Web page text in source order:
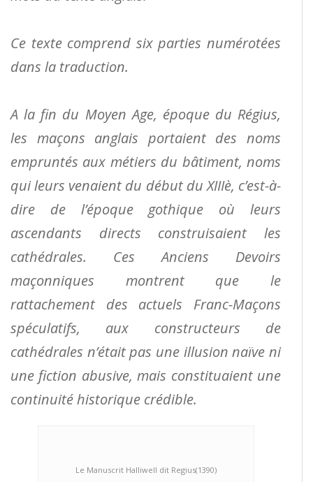
Ce texte comprend six parties numérotées
dans la traduction.
A la fin du Moyen Age, époque du Régius,
les maçons anglais portaient des noms
empruntés aux métiers du bâtiment, noms
qui leurs venaient du début du XIIIè, c’est-à-
dire de l’époque gothique où leurs
ascendants directs construisaient les
cathédrales. Ces Anciens Devoirs
maçonniques montrent que le
rattachement des actuels Franc-Maçons
spéculatifs, aux constructeurs de
cathédrales n’était pas une illusion naïve ni
une fiction abusive, mais constituaient une
continuité historique crédible.
Le Manuscrit Halliwell dit Regius(1390)